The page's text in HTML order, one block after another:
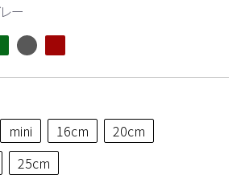
ー
mini 16cm
20cm
25cm